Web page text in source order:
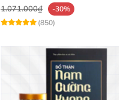
1.071.000₫
-30%
(850)